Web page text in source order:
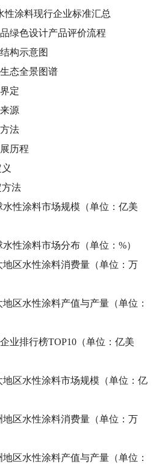
性涂料现行企业标准汇总
绿色设计产品评价流程
构示意图
态全景图谱
定
源
法
历程
方法
水性涂料市场规模（单位：亿美
水性涂料市场分布（单位：%）
地区水性涂料消费量（单位：万
地区水性涂料产值与产量（单位：
业排行榜TOP10（单位：亿美
地区水性涂料市场规模（单位：亿
地区水性涂料消费量（单位：万
地区水性涂料产值与产量（单位：